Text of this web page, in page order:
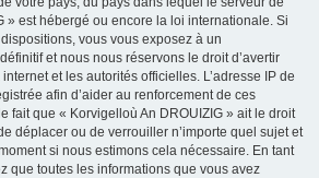
» est hébergé ou encore la loi internationale. Si
vous vous exposez à un
et nous nous réservons le droit d’avertir
et les autorités officielles. L’adresse IP de
afin d’aider au renforcement de ces
fait que « Korvigelloù An DROUIZIG » ait le droit
déplacer ou de verrouiller n’importe quel sujet et
si nous estimons cela nécessaire. En tant
que toutes les informations que vous avez